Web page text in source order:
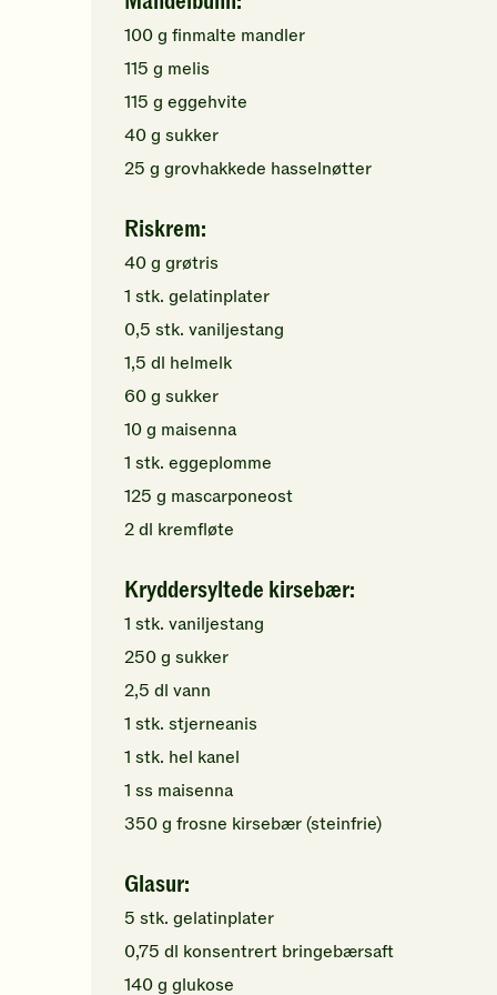
100g finmalte mandler
115 g melis
115 g eggehvite
40g sukker
25 g grovhakkede hasselnøtter
Riskrem:
40g grøtris
1 stk. gelatinplater
0,5 stk. vaniljestang
1,5 dl helmelk
60g sukker
10g maisenna
1 stk. eggeplomme
125 g mascarponeost
2dl kremfløte
Kryddersyltede kirsebær:
1 stk. vaniljestang
250g sukker
2,5 dl vann
1 stk. stjerneanis
1 stk. hel kanel
1 ss maisenna
350g frosne kirsebær(steinfrie)
Glasur:
5 stk. gelatinplater
0,75 dl konsentrert bringebærsaft
140g glukose